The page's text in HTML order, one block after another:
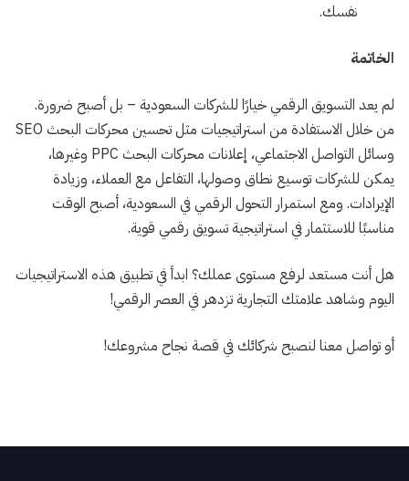
نفسك.
الخاتمة
لم يعد التسويق الرقمي خيارًا للشركات السعودية – بل أصبح ضرورة.
من خلال الاستفادة من استراتيجيات مثل تحسين محركات البحث SEO
وسائل التواصل الاجتماعي، إعلانات محركات البحث PPC وغيرها،
يمكن للشركات توسيع نطاق وصولها، التفاعل مع العملاء، وزيادة
الإيرادات. ومع استمرار التحول الرقمي في السعودية، أصبح الوقت
مناسبًا للاستثمار في استراتيجية تسويق رقمي قوية.
هل أنت مستعد لرفع مستوى عملك؟ ابدأ في تطبيق هذه الاستراتيجيات
اليوم وشاهد علامتك التجارية تزدهر في العصر الرقمي!
أو تواصل معنا لنصبح شركائك في قصة نجاح مشروعك!